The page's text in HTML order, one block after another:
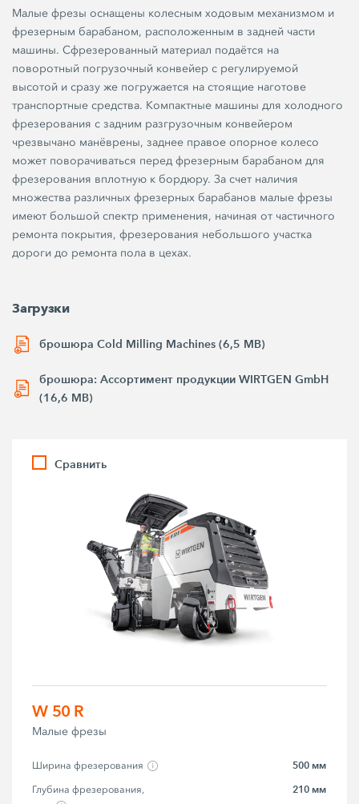
Малые фрезы оснащены колесным ходовым механизмом и
фрезерным барабаном, расположенным в задней части
машины. Сфрезерованный материал подаётся на
поворотный погрузочный конвейер с регулируемой
высотой и сразу же погружается на стоящие наготове
транспортные средства. Компактные машины для холодного
фрезерования с задним разгрузочным конвейером
чрезвычано манёврены, заднее правое опорное колесо
может поворачиваться перед фрезерным барабаном для
фрезерования вплотную к бордюру. За счет наличия
множества различных фрезерных барабанов малые фрезы
имеют большой спектр применения, начиная от частичного
ремонта покрытия, фрезерования небольшого участка
дороги до ремонта пола в цехах.
Загрузки
брошюра Cold Milling Machines (6,5 MB)
брошюра: Ассортимент продукции WIRTGEN GmbH
(16,6 MB)
Сравнить
W 50 R
Малые фрезы
Ширина фрезерования 500 мм
Глубина фрезерования,
210 мм